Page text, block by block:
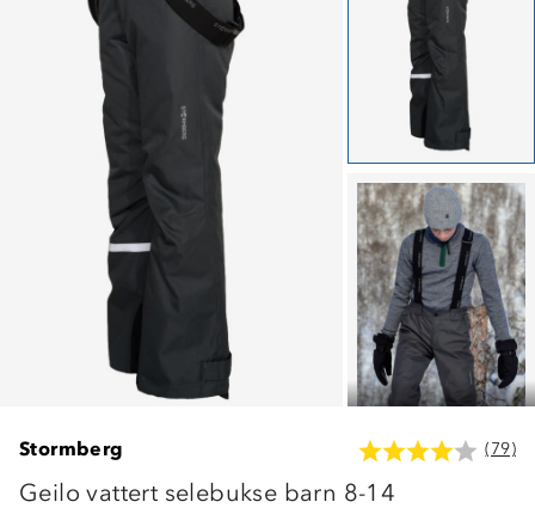
Stormberg (79)
Geilo vattert selebukse barn 8-14